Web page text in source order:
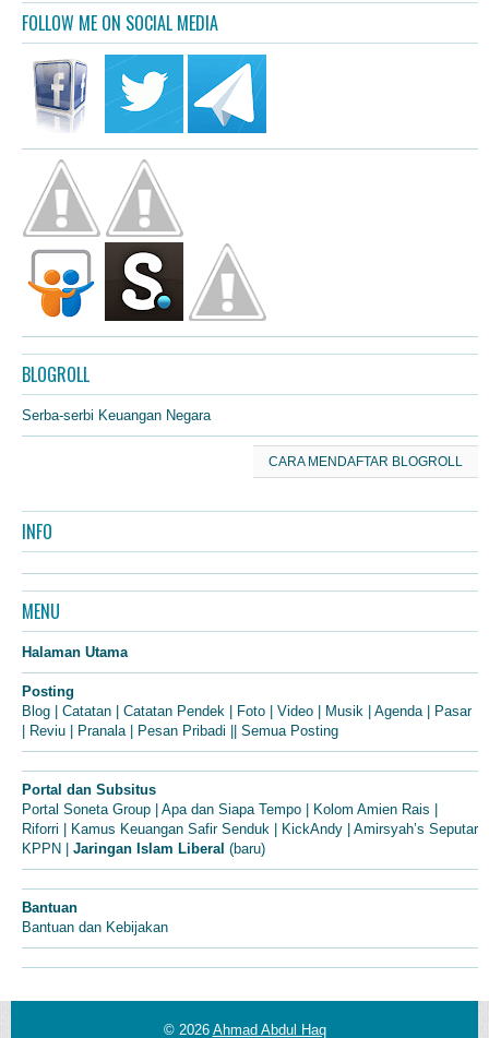
FOLLOW ME ON SOCIAL MEDIA
BLOGROLL
Serba-serbi Keuangan Negara
CARA MENDAFTAR BLOGROLL
INFO
MENU
Halaman Utama
Posting
Blog
Catatan Catatan Pendek Foto Video Musik Agenda|
Pasar
Reviu Pranala| Pesan Pribadi Semua Posting
Portal dan Subsitus
Portal Soneta Group
Apa dan Siapa Tempo Kolom Amien Rais
Riforri
Kamus Keuangan Safir Senduk KickAndy
Amirsyah’s Seputar
KPPN
Jaringan Islam Liberal (baru)
Bantuan
Bantuan dan Kebijakan
© 2026 Ahmad Abdul Haq